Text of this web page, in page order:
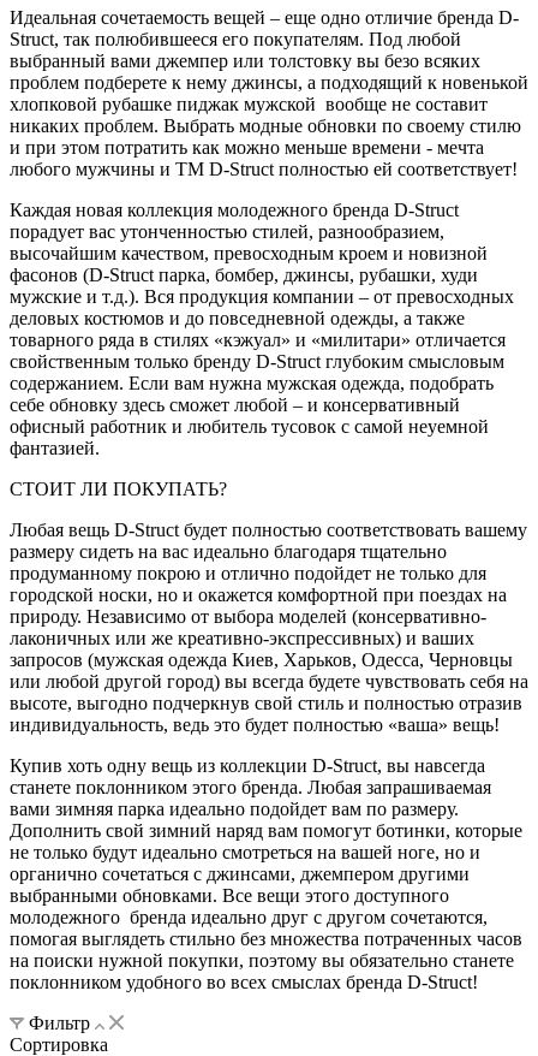
Идеальная сочетаемость вещей – еще одно отличие бренда D-
Struct, так полюбившееся его покупателям. Под любой
выбранный вами джемпер или толстовку вы безо всяких
проблем подберете к нему джинсы, а подходящий к новенькой
хлопковой рубашке пиджак мужской вообще не составит
никаких проблем. Выбрать модные обновки по своему стилю
и при этом потратить как можно меньше времени - мечта
любого мужчины и ТМ D-Struct полностью ей соответствует!
Каждая новая коллекция молодежного бренда D-Struct
порадует вас утонченностью стилей, разнообразием,
высочайшим качеством, превосходным кроем и новизной
фасонов (D-Struct парка, бомбер, джинсы, рубашки, худи
мужские и т.д.). Вся продукция компании – от превосходных
деловых костюмов и до повседневной одежды, а также
товарного ряда в стилях «кэжуал» и «милитари» отличается
свойственным только бренду D-Struct глубоким смысловым
содержанием. Если вам нужна мужская одежда, подобрать
себе обновку здесь сможет любой – и консервативный
офисный работник и любитель тусовок с самой неуемной
фантазией.
СТОИТ ЛИ ПОКУПАТЬ?
Любая вещь D-Struct будет полностью соответствовать вашему
размеру сидеть на вас идеально благодаря тщательно
продуманному покрою и отлично подойдет не только для
городской носки, но и окажется комфортной при поездах на
природу. Независимо от выбора моделей (консервативно-
лаконичных или же креативно-экспрессивных) и ваших
запросов (мужская одежда Киев, Харьков, Одесса, Черновцы
или любой другой город) вы всегда будете чувствовать себя на
высоте, выгодно подчеркнув свой стиль и полностью отразив
индивидуальность, ведь это будет полностью «ваша» вещь!
Купив хоть одну вещь из коллекции D-Struct, вы навсегда
станете поклонником этого бренда. Любая запрашиваемая
вами зимняя парка идеально подойдет вам по размеру.
Дополнить свой зимний наряд вам помогут ботинки, которые
не только будут идеально смотреться на вашей ноге, но и
органично сочетаться с джинсами, джемпером другими
выбранными обновками. Все вещи этого доступного
молодежного бренда идеально друг с другом сочетаются,
помогая выглядеть стильно без множества потраченных часов
на поиски нужной покупки, поэтому вы обязательно станете
поклонником удобного во всех смыслах бренда D-Struct!
Фильтр
Сортировка